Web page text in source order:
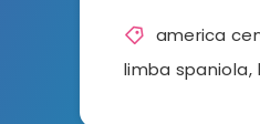
america
limba spaniola,